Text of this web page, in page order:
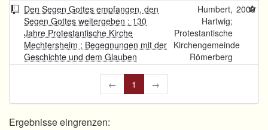
Den Segen Gottes empfangen, den
Segen Gottes weitergeben : 130
Jahre Protestantische Kirche
Mechtersheim ; Begegnungen mit der
Geschichte und dem Glauben
Humbert,
Hartwig;
Protestantische
Kirchengemeinde
Römerberg
2009
← 1 →
Ergebnisse eingrenzen: